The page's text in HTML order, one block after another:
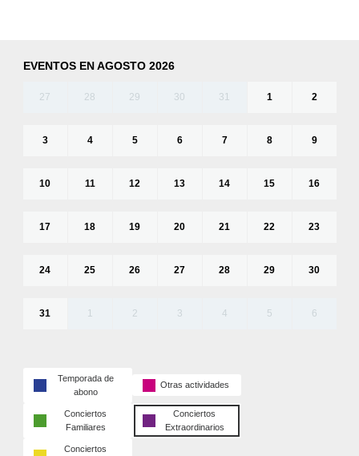
EVENTOS EN AGOSTO 2026
27 28 29 30 31 1 2
3 4 5 6 7 8 9
10 11 12 13 14 15 16
17 18 19 20 21 22 23
24 25 26 27 28 29 30
31 1 2 3 4 5 6
Temporada de
abono
Otras actividades
Conciertos
Familiares
Conciertos
Extraordinarios
Conciertos